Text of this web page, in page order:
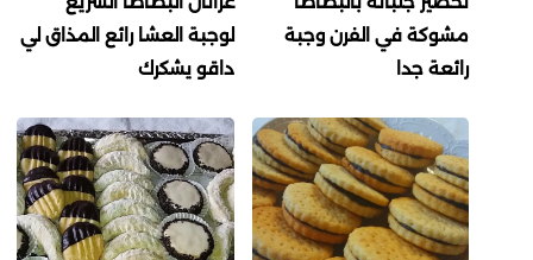
مشوكة في الفرن وجبة
رائعة جدا
لوجبة العشا رائع المذاق لي
داقو يشكرك